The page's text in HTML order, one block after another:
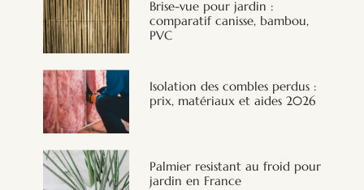
Brise-vue pour jardin :
comparatif canisse, bambou,
PVC
Isolation des combles perdus :
prix, matériaux et aides 2026
Palmier resistant au froid pour
jardin en France